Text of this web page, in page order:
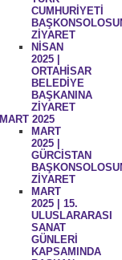
CUMHURİYETİ
ZİYARET
NİSAN
2025 |
ORTAHİSAR
BELEDİYE
BAŞKANINA
ZİYARET
MART 2025
MART
2025 |
GÜRCİSTAN
ZİYARET
MART
2025 | 15.
ULUSLARARASI
SANAT
GÜNLERİ
KAPSAMINDA